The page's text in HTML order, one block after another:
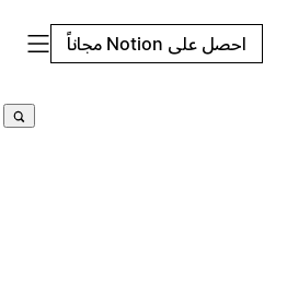
احصل على Notion مجاناً